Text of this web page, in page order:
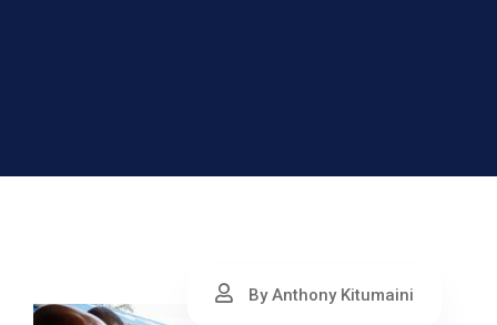
By Anthony Kitumaini